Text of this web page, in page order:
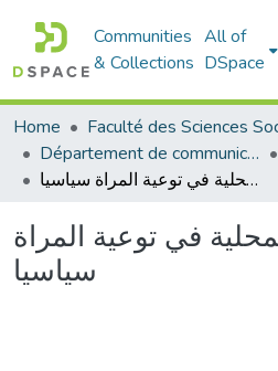
Communities
& Collections
All of
DSpace
Home
Département de communication
دور الاذاعة المحلية في توعية المراة سياسيا
في توعية المراة
سياسيا